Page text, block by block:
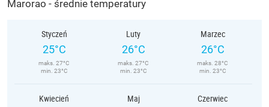
Marorao - średnie temperatury
Styczeń
25°C
maks. 27°C
min. 23°C
Luty
26°C
maks. 27°C
min. 23°C
Marzec
26°C
maks. 28°C
min. 23°C
Kwiecień Maj Czerwiec